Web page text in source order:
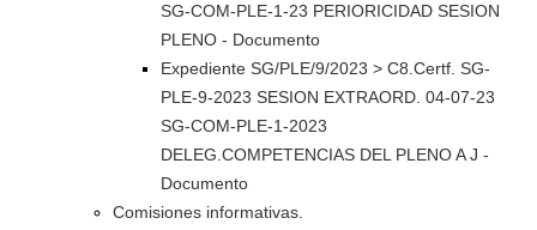
SG-COM-PLE-1-23 PERIORICIDAD SESION
PLENO - Documento
Expediente SG/PLE/9/2023 > C8.Certf. SG-
PLE-9-2023 SESION EXTRAORD. 04-07-23
SG-COM-PLE-1-2023
DELEG.COMPETENCIAS DEL PLENO A J -
Documento
Comisiones informativas.